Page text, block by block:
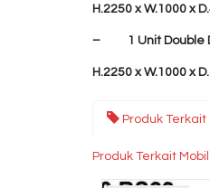
H.2250 x W.1000 x
– 1 Unit Double
H.2250 x W.1000 x
Produk Terkait
Produk Terkait